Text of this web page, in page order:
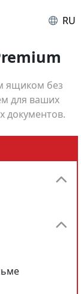
RU
ящиком без
для ваших
документов.